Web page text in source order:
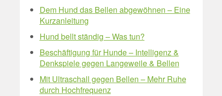
Dem Hund das Bellen abgewöhnen – Eine
Kurzanleitung
Hund bellt ständig – Was tun?
Beschäftigung für Hunde – Intelligenz &
Denkspiele gegen Langeweile & Bellen
Mit Ultraschall gegen Bellen – Mehr Ruhe
durch Hochfrequenz